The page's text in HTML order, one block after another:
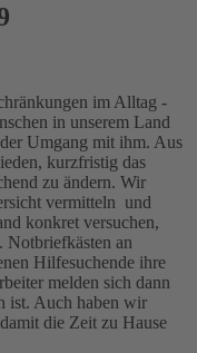
im Alltag -
in unserem Land
Umgang mit ihm. Aus
kurzfristig das
zu ändern. Wir
vermitteln und
konkret versuchen,
Notbriefkästen an
Hilfesuchende ihre
melden sich dann
ist. Auch haben wir
die Zeit zu Hause